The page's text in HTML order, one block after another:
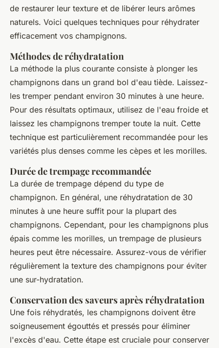
de restaurer leur texture et de libérer leurs arômes
naturels. Voici quelques techniques pour réhydrater
efficacement vos champignons.
Méthodes de réhydratation
La méthode la plus courante consiste à plonger les
champignons dans un grand bol d'eau tiède. Laissez-
les tremper pendant environ 30 minutes à une heure.
Pour des résultats optimaux, utilisez de l'eau froide et
laissez les champignons tremper toute la nuit. Cette
technique est particulièrement recommandée pour les
variétés plus denses comme les cèpes et les morilles.
Durée de trempage recommandée
La durée de trempage dépend du type de
champignon. En général, une réhydratation de 30
minutes à une heure suffit pour la plupart des
champignons. Cependant, pour les champignons plus
épais comme les morilles, un trempage de plusieurs
heures peut être nécessaire. Assurez-vous de vérifier
régulièrement la texture des champignons pour éviter
une sur-hydratation.
Conservation des saveurs après réhydratation
Une fois réhydratés, les champignons doivent être
soigneusement égouttés et pressés pour éliminer
l'excès d'eau. Cette étape est cruciale pour conserver